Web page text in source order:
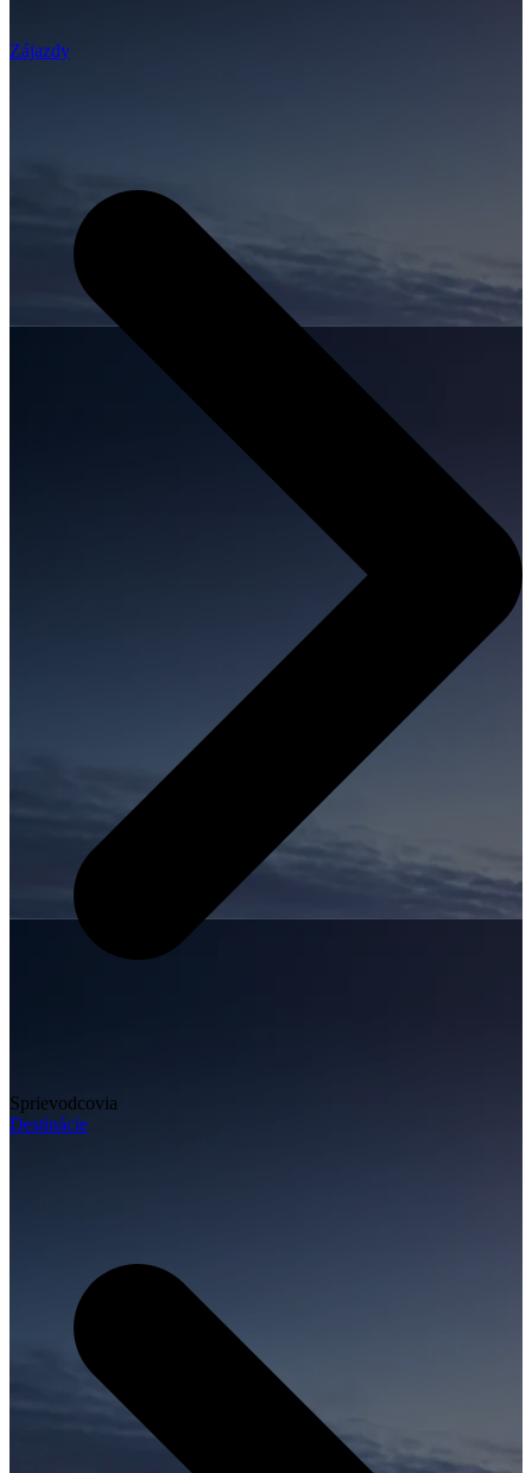
Zájazdy
Sprievodcovia
Destinácie